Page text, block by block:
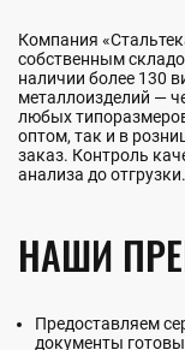
Компания
собственным
наличии более 130
металлоизделий —
любых
оптом, так и в
заказ. Контроль
анализа до отгрузки.
НАШИ
Предоставляем
документы